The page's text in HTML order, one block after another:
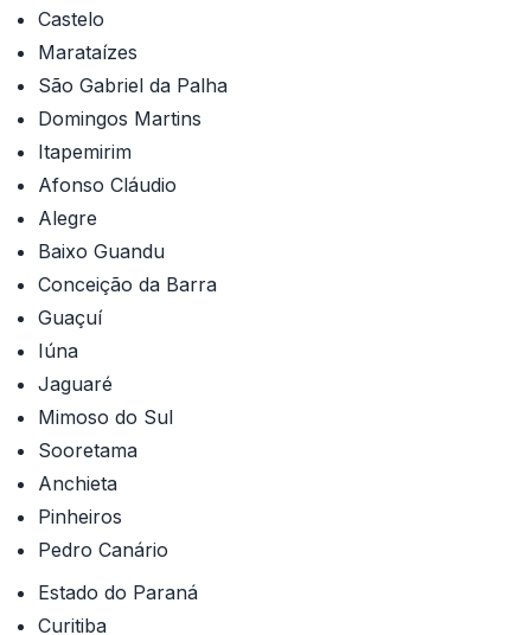
Castelo
Marataízes
São Gabriel da Palha
Domingos Martins
Itapemirim
Afonso Cláudio
Alegre
Baixo Guandu
Conceição da Barra
Guaçuí
Iúna
Jaguaré
Mimoso do Sul
Sooretama
Anchieta
Pinheiros
Pedro Canário
Estado do Paraná
Curitiba